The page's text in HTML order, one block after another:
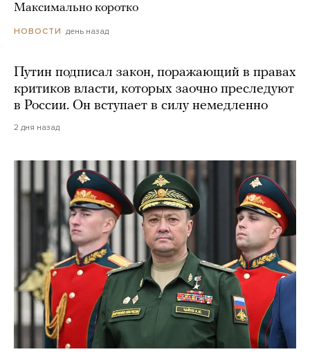
Максимально коротко
НОВОСТИ день назад
Путин подписал закон, поражающий в правах
критиков власти, которых заочно преследуют
в России. Он вступает в силу немедленно
2 дня назад